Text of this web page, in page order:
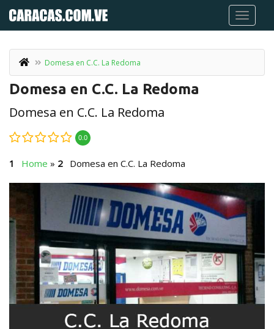
Domesa en C.C. La Redoma
Domesa en C.C. La Redoma
Domesa en C.C. La Redoma
0.0
Home » Domesa en C.C. La Redoma